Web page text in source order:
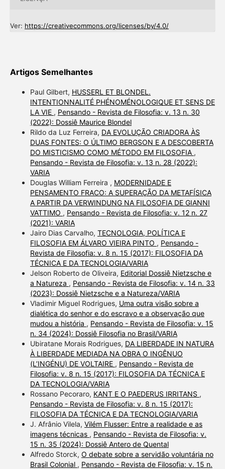
Ver: https://creativecommons.org/licenses/by/4.0/
Artigos Semelhantes
Paul Gilbert, HUSSERL ET BLONDEL.
INTENTIONNALITÉ PHÉNOMÉNOLOGIQUE ET SENS DE
LA VIE , Pensando - Revista de Filosofia: v. 13 n. 30
(2022): Dossiê Maurice Blondel
Rildo da Luz Ferreira, DA EVOLUÇÃO CRIADORA ÀS
DUAS FONTES: O ÚLTIMO BERGSON E A DESCOBERTA
DO MISTICISMO COMO MÉTODO EM FILOSOFIA ,
Pensando - Revista de Filosofia: v. 13 n. 28 (2022):
VARIA
Douglas William Ferreira , MODERNIDADE E
PENSAMENTO FRACO: A SUPERAÇÃO DA METAFÍSICA
A PARTIR DA VERWINDUNG NA FILOSOFIA DE GIANNI
VATTIMO , Pensando - Revista de Filosofia: v. 12 n. 27
(2021): VARIA
Jairo Dias Carvalho, TECNOLOGIA, POLÍTICA E
FILOSOFIA EM ÁLVARO VIEIRA PINTO , Pensando -
Revista de Filosofia: v. 8 n. 15 (2017): FILOSOFIA DA
TÉCNICA E DA TECNOLOGIA/VARIA
Jelson Roberto de Oliveira, Editorial Dossiê Nietzsche e
a Natureza , Pensando - Revista de Filosofia: v. 14 n. 33
(2023): Dossiê Nietzsche e a Natureza/VARIA
Vladimir Miguel Rodrigues, Uma outra visão sobre a
dialética do senhor e do escravo e a observação que
mudou a história , Pensando - Revista de Filosofia: v. 15
n. 34 (2024): Dossiê Filosofia no Brasil/VARIA
Ubiratane Morais Rodrigues, DA LIBERDADE IN NATURA
À LIBERDADE MEDIADA NA OBRA O INGÊNUO
(L’INGÉNU) DE VOLTAIRE , Pensando - Revista de
Filosofia: v. 8 n. 15 (2017): FILOSOFIA DA TÉCNICA E
DA TECNOLOGIA/VARIA
Rossano Pecoraro, KANT E O PAEDERUS IRRITANS ,
Pensando - Revista de Filosofia: v. 8 n. 15 (2017):
FILOSOFIA DA TÉCNICA E DA TECNOLOGIA/VARIA
J. Afrânio Vilela, Vilém Flusser: Entre a realidade e as
imagens técnicas , Pensando - Revista de Filosofia: v.
15 n. 35 (2024): Dossiê Antero de Quental
Alfredo Storck, O debate sobre a servidão voluntária no
Brasil Colonial , Pensando - Revista de Filosofia: v. 15 n.